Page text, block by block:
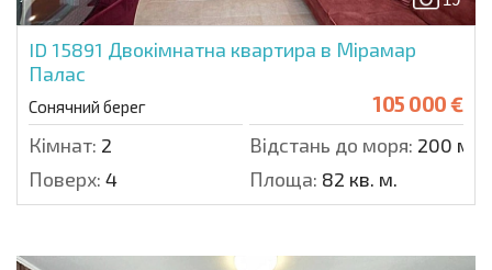
ID 15891 Двокімнатна квартира в Мірамар
Палас
Сонячний берег 105 000 €
Кімнат: 2 Відстань до моря: 200 м.
Поверх: 4 Площа: 82 кв. м.